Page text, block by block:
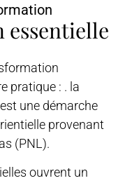
pratique : . la
est une démarche
provenant
(PNL).
ouvrent un